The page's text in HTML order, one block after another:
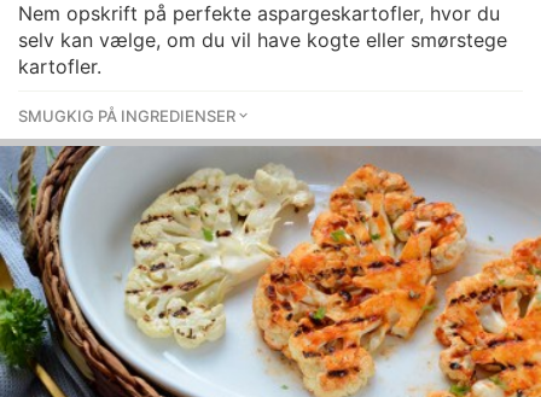
Nem opskrift på perfekte aspargeskartofler, hvor du
selv kan vælge, om du vil have kogte eller smørstege
kartofler.
SMUGKIG PÅ INGREDIENSER